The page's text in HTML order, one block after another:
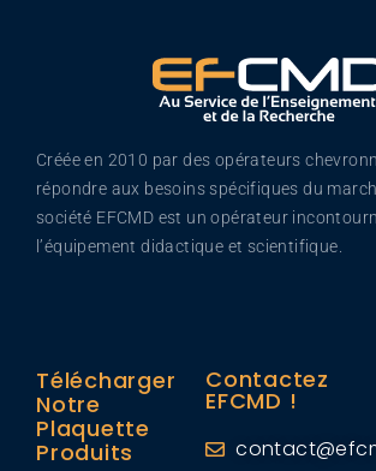
Créée en 2010 par des opérateurs
répondre aux besoins spécifiques du
société EFCMD est un opérateur
l’équipement didactique et scientifique.
Télécharger
Notre
Plaquette
Produits
Contactez
EFCMD !